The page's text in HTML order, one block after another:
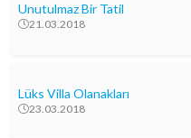
Unutulmaz Bir Tatil
21.03.2018
Lüks Villa Olanakları
23.03.2018